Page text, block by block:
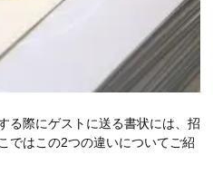
る際にゲストに送る書状には、招
ではこの2つの違いについてご紹